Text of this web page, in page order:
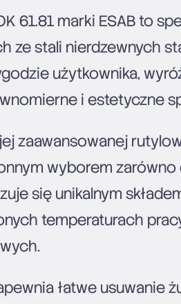
61.81 marki ESAB to
ze stali nierdzewnych
użytkownika,
i estetyczne
zaawansowanej
wyborem
się unikalnym
temperaturach
łatwe